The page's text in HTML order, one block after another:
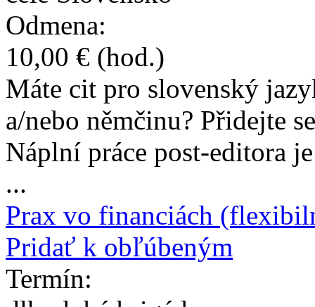
Odmena:
10,00 € (hod.)
Máte cit pro slovenský
a/nebo němčinu? Přidejte
Náplní práce post-editora
...
Prax vo financiách
Pridať k obľúbeným
Termín: